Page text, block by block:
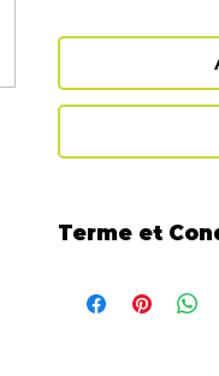
Terme et
Valide